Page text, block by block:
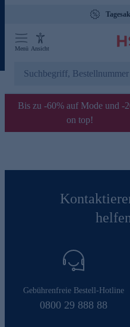
Menü Ansicht
Bis zu -60% auf Mode und -
on top!
Gebührenfreie Bestell-Hotline
0800 29 888 88